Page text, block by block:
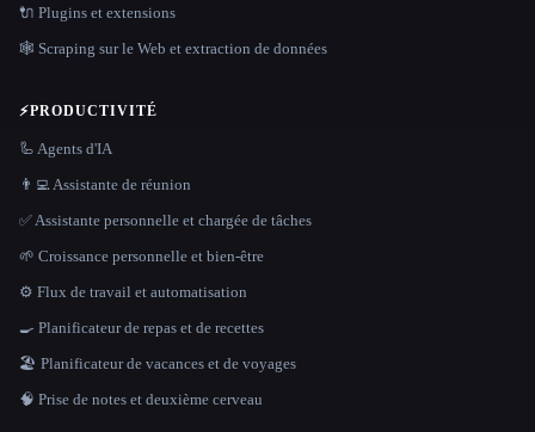
🔌 Plugins et extensions
🕸️ Scraping sur le Web et extraction de données
⚡PRODUCTIVITÉ
🦾 Agents d'IA
👨‍💻 Assistante de réunion
✅ Assistante personnelle et chargée de tâches
🌱 Croissance personnelle et bien-être
⚙️ Flux de travail et automatisation
🍳 Planificateur de repas et de recettes
🏖 Planificateur de vacances et de voyages
🧠 Prise de notes et deuxième cerveau